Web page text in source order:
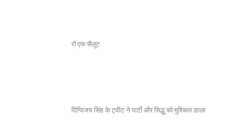
रॉ एक सैलूट
दिग्विजय सिंह के ट्वीट ने पार्टी और सिद्धू को मुश्किल डाला